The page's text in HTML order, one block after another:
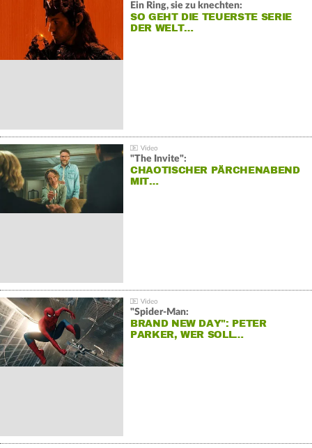
Ein Ring, sie zu knechten:
SO GEHT DIE TEUERSTE SERIE
DER WELT…
"The Invite":
CHAOTISCHER PÄRCHENABEND
MIT…
"Spider-Man:
BRAND NEW DAY": PETER
PARKER, WER SOLL…